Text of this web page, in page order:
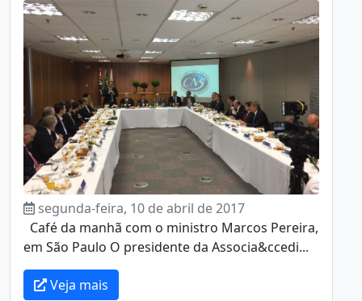
segunda-feira, 10 de abril de 2017
Café da manhã com o ministro Marcos Pereira,
em São Paulo O presidente da Associa&ccedi...
Veja mais